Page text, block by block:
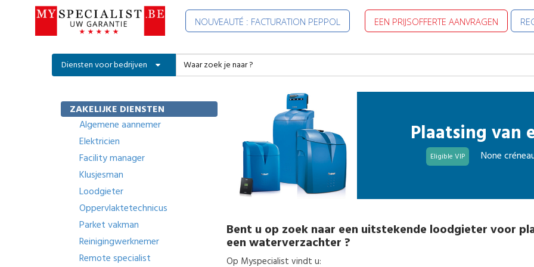
NOUVEAUTÉ : FACTURATION PEPPOL EEN PRIJSOFFERTE AANVRAGEN
Diensten voor bedrijven
ZAKELIJKE DIENSTEN
Algemene aannemer
Elektricien
Facility manager
Klusjesman
Loodgieter
Oppervlaktetechnicus
Parket vakman
Reinigingwerknemer
Remote specialist
Plaatsing van
Eligible VIP None
Bent u op zoek naar een uitstekende loodgieter voor
een waterverzachter ?
Op Myspecialist vindt u: